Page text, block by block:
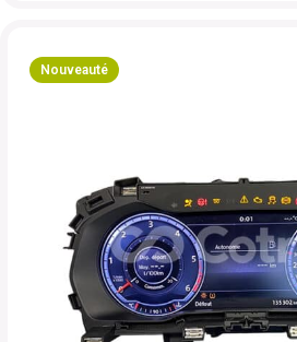
Nouveauté